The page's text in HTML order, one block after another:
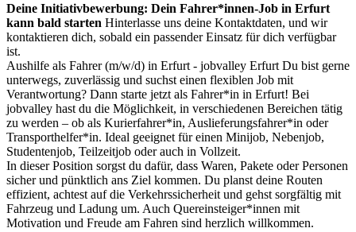
Deine Initiativbewerbung: Dein Fahrer*innen-Job in Erfurt
kann bald starten Hinterlasse uns deine Kontaktdaten, und wir
kontaktieren dich, sobald ein passender Einsatz für dich verfügbar
ist.
Aushilfe als Fahrer (m/w/d) in Erfurt - jobvalley Erfurt Du bist gerne
unterwegs, zuverlässig und suchst einen flexiblen Job mit
Verantwortung? Dann starte jetzt als Fahrer*in in Erfurt! Bei
jobvalley hast du die Möglichkeit, in verschiedenen Bereichen tätig
zu werden – ob als Kurierfahrer*in, Auslieferungsfahrer*in oder
Transporthelfer*in. Ideal geeignet für einen Minijob, Nebenjob,
Studentenjob, Teilzeitjob oder auch in Vollzeit.
In dieser Position sorgst du dafür, dass Waren, Pakete oder Personen
sicher und pünktlich ans Ziel kommen. Du planst deine Routen
effizient, achtest auf die Verkehrssicherheit und gehst sorgfältig mit
Fahrzeug und Ladung um. Auch Quereinsteiger*innen mit
Motivation und Freude am Fahren sind herzlich willkommen.